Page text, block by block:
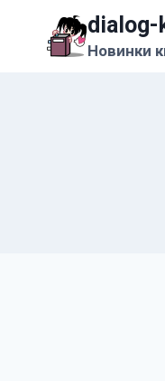
содержимому
dialog-
Новинки